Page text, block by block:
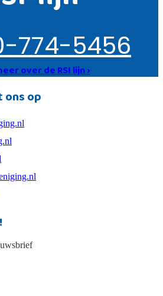
774-5456
over de RSI lijn ›
ons op